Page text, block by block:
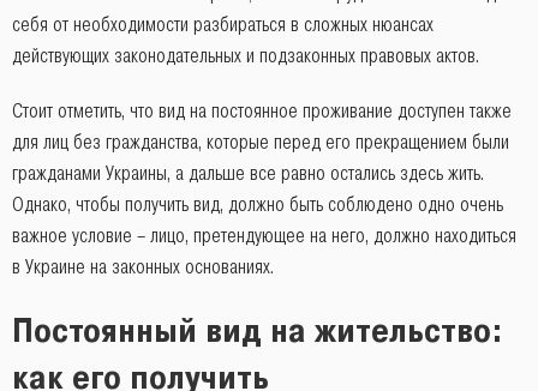
себя от необходимости разбираться в сложных нюансах
действующих законодательных и подзаконных правовых актов.
Стоит отметить, что вид на постоянное проживание доступен также
для лиц без гражданства, которые перед его прекращением были
гражданами Украины, а дальше все равно остались здесь жить.
Однако, чтобы получить вид, должно быть соблюдено одно очень
важное условие – лицо, претендующее на него, должно находиться
в Украине на законных основаниях.
Постоянный вид на жительство:
как его получить